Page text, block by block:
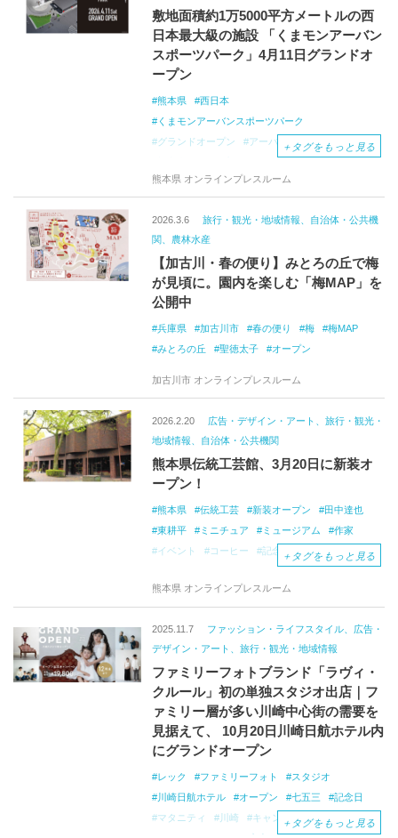
敷地面積約1万5000平方メートルの西
日本最大級の施設 「くまモンアーバン
スポーツパーク」4月11日グランドオ
ープン
熊本県
西日本
くまモンアーバンスポーツパーク
グランドオープン
アーバンスポーツ
くまモン
オープニング
スケートボード
＋ タグをもっと見る
熊本県 オンラインプレスルーム
2026.3.6
旅行・観光・地域情報、自治体・公共機
関、農林水産
【加古川・春の便り】みとろの丘で梅
が見頃に。園内を楽しむ「梅MAP」を
公開中
兵庫県 加古川市 春の便り 梅
梅MAP
みとろの丘
聖徳太子 オープン
加古川市 オンラインプレスルーム
2026.2.20
広告・デザイン・アート、旅行・観光・
地域情報、自治体・公共機関
熊本県伝統工芸館、3月20日に新装オ
ープン！
熊本県 伝統工芸 新装オープン
田中達也
東耕平
ミニチュア ミュージアム
作家
イベント
コーヒー 記念 くまモン
＋ タグをもっと見る
熊本県 オンラインプレスルーム
2025.11.7
ファッション・ライフスタイル、広告・
デザイン・アート、旅行・観光・地域情報
ファミリーフォトブランド「ラヴィ・
クルール」初の単独スタジオ出店｜フ
ァミリー層が多い川崎中心街の需要を
見据えて、 10月20日川崎日航ホテル内
にグランドオープン
レック ファミリーフォト
スタジオ
川崎日航ホテル
オープン 七五三
記念日
マタニティ
川崎 キャンペーン
フォト
＋ タグをもっと見る